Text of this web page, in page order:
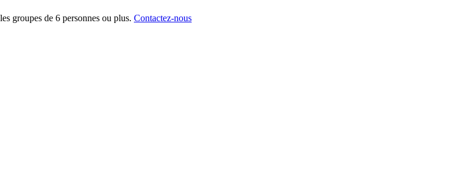
groupes de 6 personnes ou plus. Contactez-nous